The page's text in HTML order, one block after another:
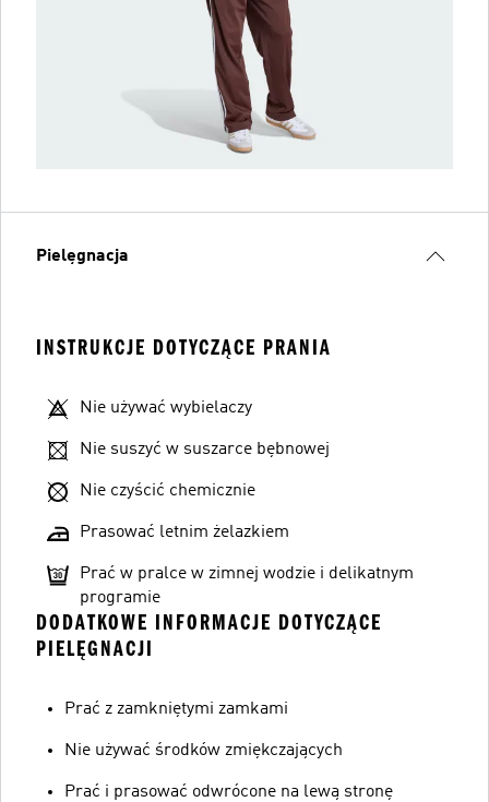
Pielęgnacja
INSTRUKCJE DOTYCZĄCE PRANIA
Nie używać wybielaczy
Nie suszyć w suszarce bębnowej
Nie czyścić chemicznie
Prasować letnim żelazkiem
Prać w pralce w zimnej wodzie i delikatnym
programie
DODATKOWE INFORMACJE DOTYCZĄCE
PIELĘGNACJI
Prać z zamkniętymi zamkami
Nie używać środków zmiękczających
Prać i prasować odwrócone na lewą stronę